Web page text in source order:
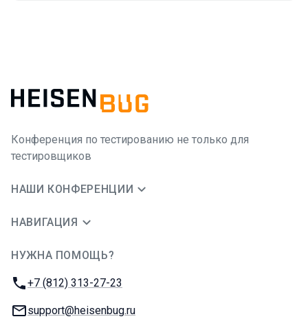
Конференция по тестированию не только для
тестировщиков
НАШИ КОНФЕРЕНЦИИ
НАВИГАЦИЯ
НУЖНА ПОМОЩЬ?
Телефон:
+7 (812) 313-27-23
E-mail:
support@heisenbug.ru